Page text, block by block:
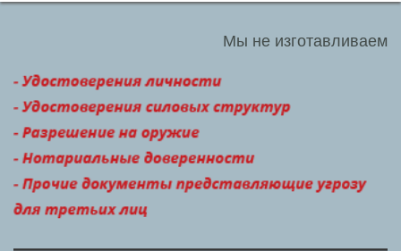
Мы не изготавливаем